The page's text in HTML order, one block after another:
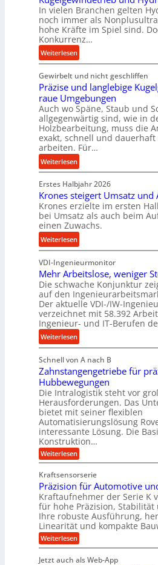
r
m
a
n
c
b
e
i
m
D
r
ü
c
k
p
r
o
z
e
s
s
In vielen Branchen gelten
noch immer als
hohe Kräfte im Spiel sind.
Konkurrenz…
Weiterlesen:
K
u
g
e
l
g
e
w
i
n
d
e
t
r
i
b
u
n
d
H
y
d
r
a
l
i
k
i
m
V
e
r
g
e
c
h
Gewirbelt und nicht geschliffen
Präzise und langlebige
raue Umgebungen
Auch wo Späne, Staub und
allgegenwärtig sind, wie in
Holzbearbeitung, muss die
exakt, schnell und dauerhaft
arbeiten. Für…
Weiterlesen:
P
r
ä
z
i
s
e
u
n
d
l
a
n
g
e
b
i
g
e
K
u
g
e
l
g
e
w
i
n
d
e
t
Erstes Halbjahr 2026
Krones steigert Umsatz und
Krones erzielte im ersten
bei Umsatz als auch beim
einen Zuwachs.
Weiterlesen:
K
r
o
n
e
s
s
t
e
e
r
t
U
m
s
a
t
u
d
A
u
f
t
r
VDI-Ingenieurmonitor
Mehr Arbeitslose, weniger
Die schwache Konjunktur
auf den
Der aktuelle VDI-/IW-
verzeichnet mit 58.392
Ingenieur- und IT-Berufen
Weiterlesen:
M
e
h
r
A
r
b
e
i
t
s
l
o
s
e
,
w
e
n
Schnell von A nach B
Zahnstangengetriebe für
Hubbewegungen
Die Intralogistik steht vor
Herausforderungen. Das
bietet mit seiner flexiblen
Automatisierungslösung
interessante Lösung. Die
Konstruktion…
Weiterlesen:
Z
h
n
s
t
a
n
g
e
n
Kraftsensorserie
Präzision für Automotive
Kraftaufnehmer der Serie K
für hohe Präzision, Stabilität
Ihre robuste Ausführung,
Linearität und kompakte
Weiterlesen:
P
ä
Jetzt auch als Web-App